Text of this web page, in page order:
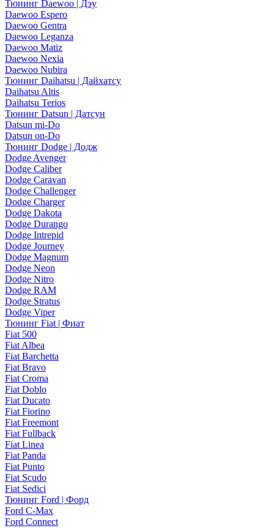
Тюнинг Daewoo | Дэу
Daewoo Espero
Daewoo Gentra
Daewoo Leganza
Daewoo Matiz
Daewoo Nexia
Daewoo Nubira
Тюнинг Daihatsu | Дайхатсу
Daihatsu Altis
Daihatsu Terios
Тюнинг Datsun | Датсун
Datsun mi-Do
Datsun on-Do
Тюнинг Dodge | Додж
Dodge Avenger
Dodge Caliber
Dodge Caravan
Dodge Challenger
Dodge Charger
Dodge Dakota
Dodge Durango
Dodge Intrepid
Dodge Journey
Dodge Magnum
Dodge Neon
Dodge Nitro
Dodge RAM
Dodge Stratus
Dodge Viper
Тюнинг Fiat | Фиат
Fiat 500
Fiat Albea
Fiat Barchetta
Fiat Bravo
Fiat Croma
Fiat Doblo
Fiat Ducato
Fiat Fiorino
Fiat Freemont
Fiat Fullback
Fiat Linea
Fiat Panda
Fiat Punto
Fiat Scudo
Fiat Sedici
Тюнинг Ford | Форд
Ford C-Max
Ford Connect